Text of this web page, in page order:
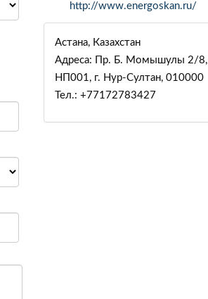
http://www.energoskan.ru/
Астана, Казахстан
Адреса: Пр. Б. Момышулы 2/8,
НП001, г. Нур-Султан, 010000
Тел.: +77172783427